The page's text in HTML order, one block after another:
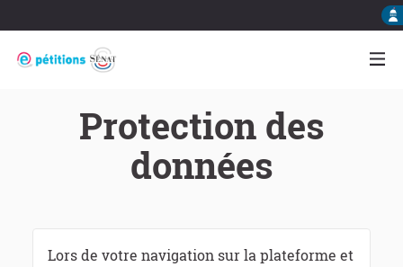
Protection des
données
Lors de votre navigation sur la plateforme et